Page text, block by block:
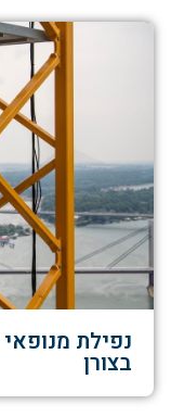
נפילת
בצורן